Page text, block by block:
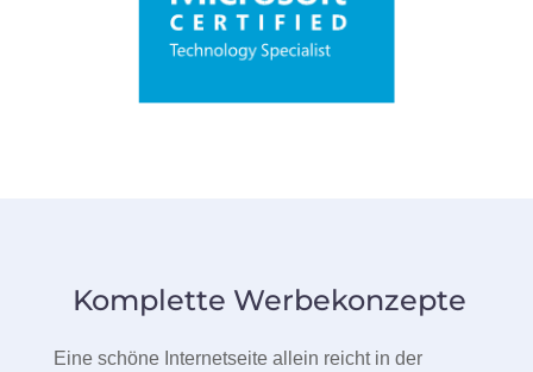
Komplette Werbekonzepte
Eine schöne Internetseite allein reicht in der